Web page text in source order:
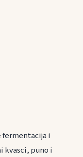
fermentacija i
kvasci, puno i